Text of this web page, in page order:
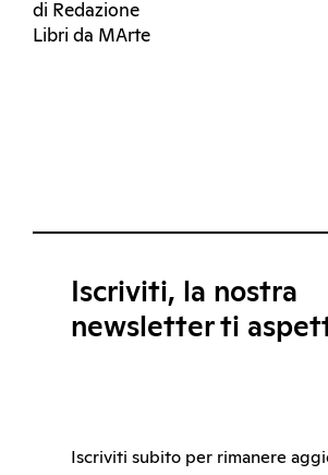
di Redazione
Libri da MArte
Iscriviti, la nostra
newsletter ti
Iscriviti subito per rimanere